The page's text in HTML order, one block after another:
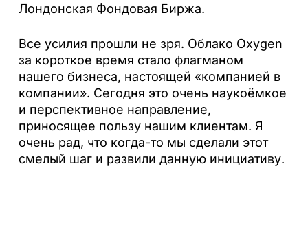
Лондонская Фондовая Биржа.
Все усилия прошли не зря. Облако Oxygen
за короткое время стало флагманом
нашего бизнеса, настоящей «компанией в
компании». Сегодня это очень наукоёмкое
и перспективное направление,
приносящее пользу нашим клиентам. Я
очень рад, что когда-то мы сделали этот
смелый шаг и развили данную инициативу.